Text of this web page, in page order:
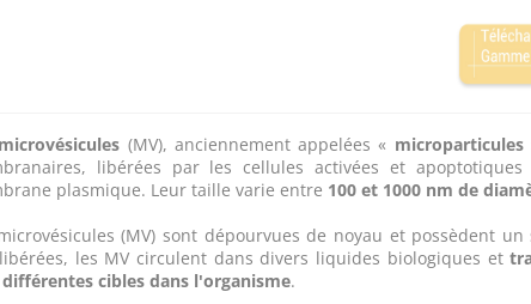
(MV), anciennement appelées « microparticules
libérées par les cellules activées et
plasmique. Leur taille varie entre 100 et 1000 nm de
(MV) sont dépourvues de noyau et possèdent
les MV circulent dans divers liquides biologiques et
cibles dans l'organisme.